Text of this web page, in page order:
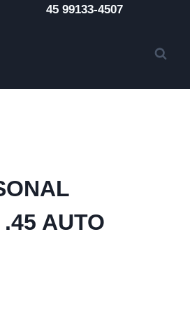
45 99133-4507
AUTO